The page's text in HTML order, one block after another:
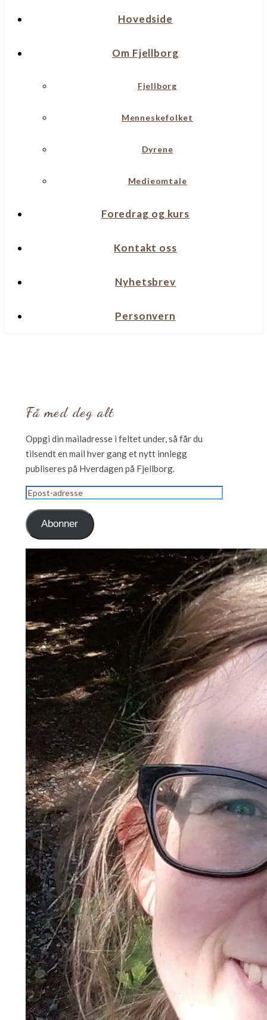
Hovedside
Om Fjellborg
Fjellborg
Menneskefolket
Dyrene
Medieomtale
Foredrag og kurs
Kontakt oss
Nyhetsbrev
Personvern
Få med deg alt
Oppgi din mailadresse i feltet under, så får du
tilsendt en mail hver gang et nytt innlegg
publiseres på Hverdagen på Fjellborg.
Epost-
adresse
Abonner